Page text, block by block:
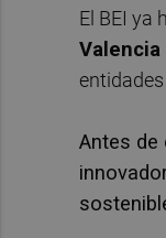
El BEI ya
Valencia
Antes de